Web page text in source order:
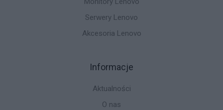
Serwery Lenovo
Akcesoria Lenovo
Informacje
Aktualności
O nas